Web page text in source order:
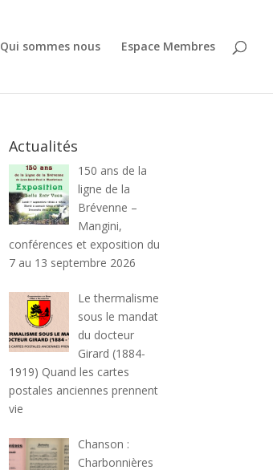
Qui sommes nous Espace Membres
Actualités
150 ans de la
ligne de la
Brévenne –
Mangini,
conférences et exposition du
7 au 13 septembre 2026
Le thermalisme
sous le mandat
du docteur
Girard (1884-
1919) Quand les cartes
postales anciennes prennent
vie
Chanson :
Charbonnières